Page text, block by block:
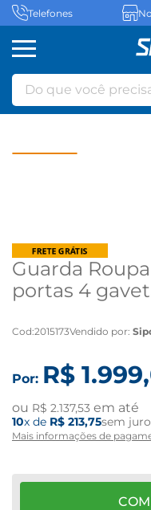
Telefones
Do que você precisa
Guarda
portas 4
Cod:2015173Vendido por:
Por: R$ 1.999,
ou R$ 2.137,53 em até
10x de R$ 213,75sem
Mais informações de